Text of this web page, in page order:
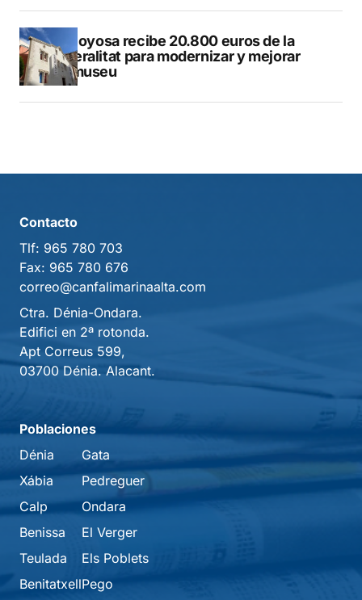
Villajoyosa recibe 20.800 euros de la
Generalitat para modernizar y mejorar
Vilamuseu
Contacto
Tlf: 965 780 703
Fax: 965 780 676
correo@canfalimarinaalta.com
Ctra. Dénia-Ondara.
Edifici en 2ª rotonda.
Apt Correus 599,
03700 Dénia. Alacant.
Poblaciones
Dénia
Xábia
Calp
Benissa
Teulada
Benitatxell
Gata
Pedreguer
Ondara
El Verger
Els Poblets
Pego